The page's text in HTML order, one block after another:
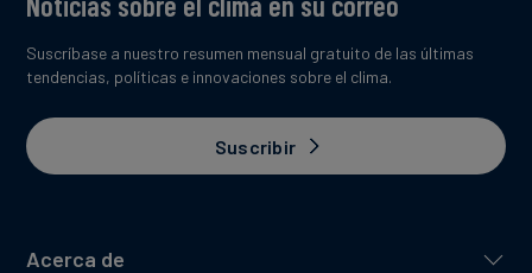
Acerca de
Suscríbase a nuestro resumen mensual gratuito de las últimas
tendencias, políticas e innovaciones sobre el clima.
Suscribir